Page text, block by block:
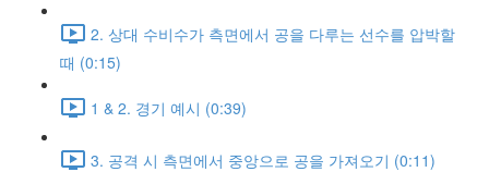
2. 상대 수비수가 측면에서 공을 다루는 선수를 압박할
때 (0:15)
1 & 2. 경기 예시 (0:39)
3. 공격 시 측면에서 중앙으로 공을 가져오기 (0:11)